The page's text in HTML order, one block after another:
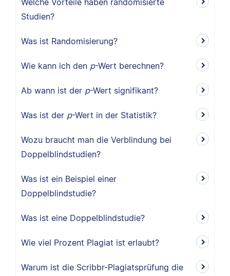
Welche Vorteile haben randomisierte
Studien?
Was ist Randomisierung?
Wie kann ich den p-Wert berechnen?
Ab wann ist der p-Wert signifikant?
Was ist der p-Wert in der Statistik?
Wozu braucht man die Verblindung bei
Doppelblindstudien?
Was ist ein Beispiel einer
Doppelblindstudie?
Was ist eine Doppelblindstudie?
Wie viel Prozent Plagiat ist erlaubt?
Warum ist die Scribbr-Plagiatsprüfung die